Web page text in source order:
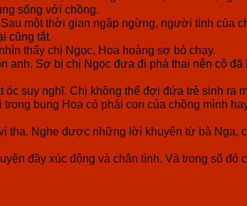
sống với chồng.
một thời gian ngập ngừng, người tình của
cũng tắt.
thấy chị Ngọc, Hoa hoảng sợ bỏ chạy.
Sợ bị chị Ngọc đưa đi phá thai nên cô
suy nghĩ. Chị không thể đợi đứa trẻ sinh ra
bụng Hoa có phải con của chồng mình
tha. Nghe được những lời khuyên từ bà
đầy xúc động và chân tình. Và trong số